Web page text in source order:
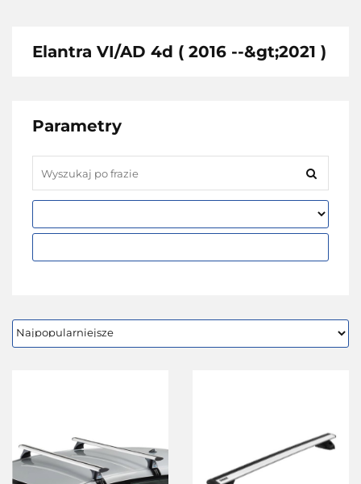
Elantra VI/AD 4d ( 2016 --&gt;2021 )
Parametry